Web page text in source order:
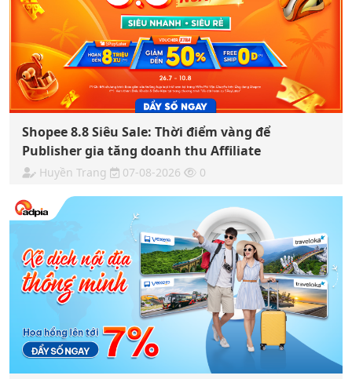
Shopee 8.8 Siêu Sale: Thời điểm vàng để
Publisher gia tăng doanh thu Affiliate
Huyền Trang 07-08-2026 0